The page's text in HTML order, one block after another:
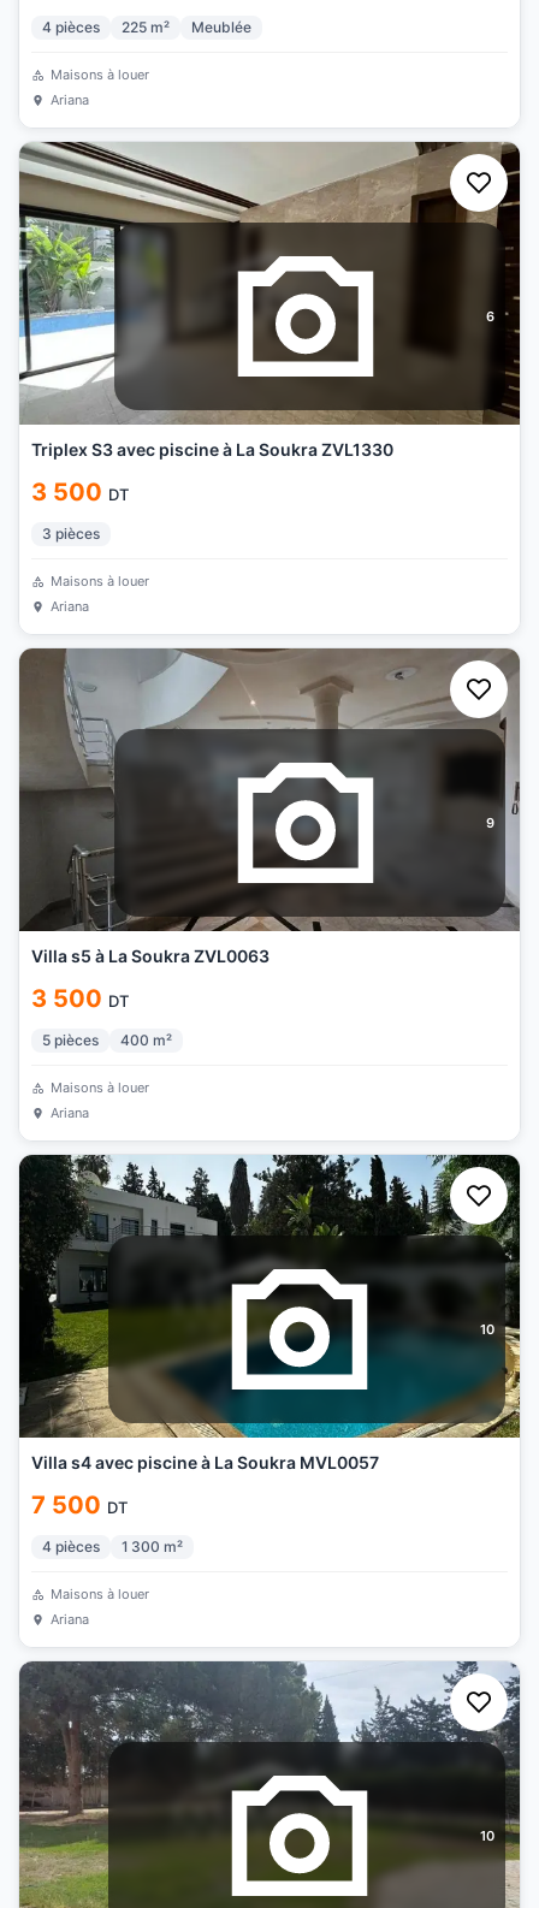
4 pièces 225 m² Meublée
Maisons à louer
Ariana
6
Triplex S3 avec piscine à La Soukra ZVL1330
3 500 DT
3 pièces
Maisons à louer
Ariana
9
Villa s5 à La Soukra ZVL0063
3 500 DT
5 pièces 400 m²
Maisons à louer
Ariana
10
Villa s4 avec piscine à La Soukra MVL0057
7 500 DT
4 pièces 1 300 m²
Maisons à louer
Ariana
10